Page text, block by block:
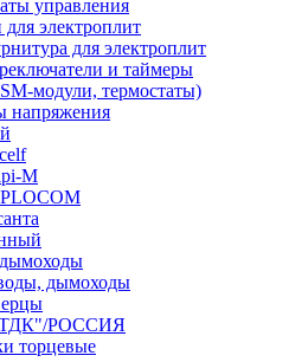
управления
для электроплит
для электроплит
и таймеры
модули, термостаты)
напряжения
M
дымоходы
РОССИЯ
торцевые